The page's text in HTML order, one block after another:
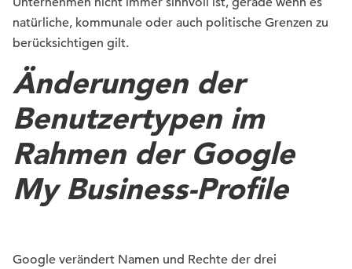
natürliche, kommunale oder auch politische Grenzen zu
berücksichtigen gilt.
Änderungen der
Benutzertypen im
Rahmen der Google
My Business-Profile
Google verändert Namen und Rechte der drei